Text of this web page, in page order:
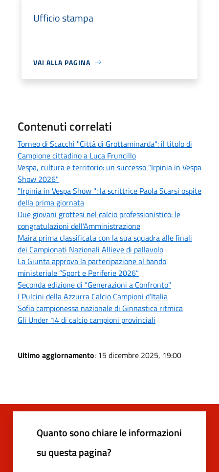
Ufficio stampa
VAI ALLA PAGINA
Contenuti correlati
Torneo di Scacchi "Città di Grottaminarda": il titolo di
Campione cittadino a Luca Fruncillo
Vespa, cultura e territorio: un successo "Irpinia in Vespa
Show 2026"
"Irpinia in Vespa Show ": la scrittrice Paola Scarsi ospite
della prima giornata
Due giovani grottesi nel calcio professionistico: le
congratulazioni dell'Amministrazione
Maira prima classificata con la sua squadra alle finali
dei Campionati Nazionali Allieve di pallavolo
La Giunta approva la partecipazione al bando
ministeriale “Sport e Periferie 2026”
Seconda edizione di “Generazioni a Confronto"
I Pulcini della Azzurra Calcio Campioni d’Italia
Sofia campionessa nazionale di Ginnastica ritmica
Gli Under 14 di calcio campioni provinciali
Ultimo aggiornamento: 15 dicembre 2025, 19:00
Quanto sono chiare le informazioni
su questa pagina?